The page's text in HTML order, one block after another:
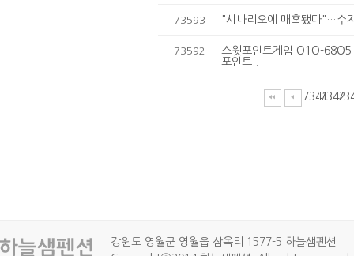
73593 "시나리오에 매혹됐다"…수
73592
스윗포인트게임 O1O-
포인트..
73417342
강원도 영월군 영월읍 삼옥리 1577-5 하늘샘펜션